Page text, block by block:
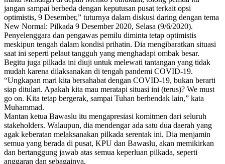
jangan sampai berbeda dengan keputusan pusat terkait opsi
optimistis, 9 Desember,” tuturnya dalam diskusi daring dengan tema
New Normal: Pilkada 9 Desember 2020, Selasa (9/6/2020).
Penyelenggara dan pengawas pemilu diminta tetap optimistis
meskipun tengah dalam kondisi prihatin. Dia mengibaratkan situasi
saat ini seperti pelaut tangguh yang menghadapi ombak besar.
Begitu juga pilkada ini diuji untuk melewati tantangan yang tidak
mudah karena dilaksanakan di tengah pandemi COVID-19.
“Ungkapan mari kita bersahabat dengan COVID-19, bukan berarti
siap ditulari. Apakah kita mau meratapi situasi ini (terus)? We must
go on. Kita tetap bergerak, sampai Tuhan berhendak lain,” kata
Muhammad.
Mantan ketua Bawaslu itu mengapresiasi komitmen dari seluruh
stakeholders. Walaupun, dia mendengar ada satu dua daerah yang
agak keberatan melaksanakan pilkada serentak ini. Dia menjamin
semua yang berada di pusat, KPU dan Bawaslu, akan memikirkan
dan bertanggung jawab atas semua keperluan pilkada, seperti
anggaran dan sebagainya.